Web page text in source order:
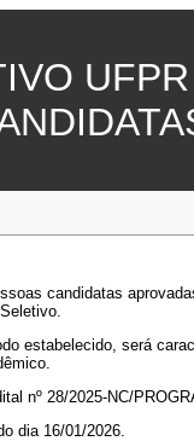
candidatas
estabelecido, será
nº 28/2025-NC/
dia 16/01/2026.